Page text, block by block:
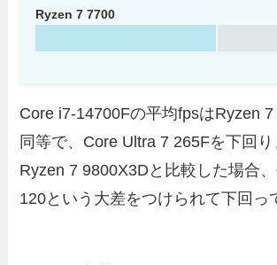
Ryzen 7 7700
Core i7-14700Fの平均fpsはRyzen
同等で、Core Ultra 7 265Fを下回
Ryzen 7 9800X3Dと比較した場合
120という大差をつけられて下回っ